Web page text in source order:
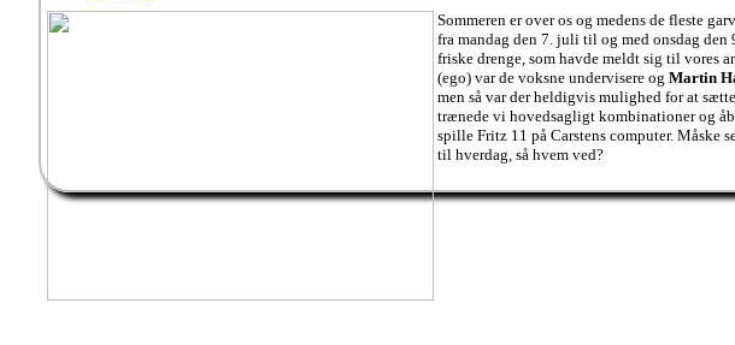
Sommeren er over os og medens de fleste
fra mandag den 7. juli til og med onsdag
friske drenge, som havde meldt sig til vores
(ego) var de voksne undervisere og Martin
men så var der heldigvis mulighed for at
trænede vi hovedsagligt kombinationer og
spille Fritz 11 på Carstens computer.
til hverdag, så hvem ved?